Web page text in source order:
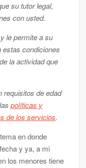
su tutor legal,
con usted.
le permite a su
estas condiciones
la actividad que
requisitos de edad
políticas y
de los servicios.
en donde
y ya, a mi
los menores tiene